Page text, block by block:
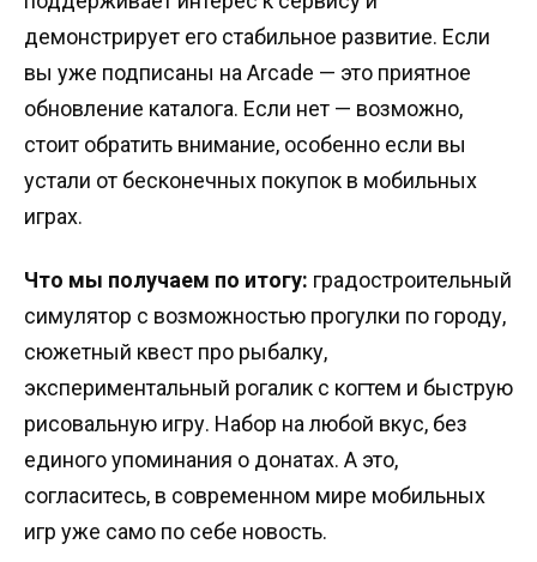
демонстрирует его стабильное развитие. Если
вы уже подписаны на Arcade — это приятное
обновление каталога. Если нет — возможно,
стоит обратить внимание, особенно если вы
устали от бесконечных покупок в мобильных
играх.
Что мы получаем по итогу: градостроительный
симулятор с возможностью прогулки по городу,
сюжетный квест про рыбалку,
экспериментальный рогалик с когтем и быструю
рисовальную игру. Набор на любой вкус, без
единого упоминания о донатах. А это,
согласитесь, в современном мире мобильных
игр уже само по себе новость.